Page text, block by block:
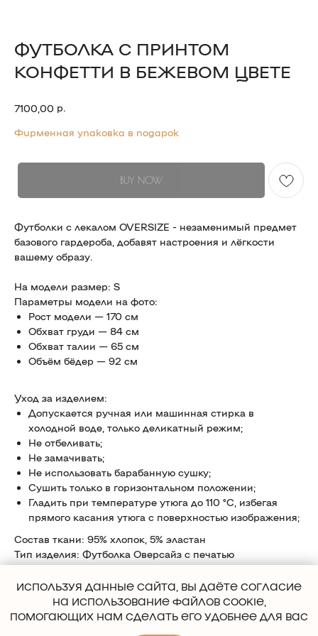
ИСПОЛЬЗУЯ ДАННЫЕ САЙТА, ВЫ ДАЁТЕ СОГЛАСИЕ
НА ИСПОЛЬЗОВАНИЕ ФАЙЛОВ COOKIE,
ПОМОГАЮЩИХ НАМ СДЕЛАТЬ ЕГО УДОБНЕЕ ДЛЯ ВАС
ФУТБОЛКА С ПРИНТОМ
КОНФЕТТИ В БЕЖЕВОМ ЦВЕТЕ
7100,00 р.
Фирменная упаковка в подарок
BUY NOW
Футболки с лекалом OVERSIZE - незаменимый предмет
базового гардероба, добавят настроения и лёгкости
вашему образу.
На модели размер: S
Параметры модели на фото:
Рост модели — 170 см
Обхват груди — 84 см
Обхват талии — 65 см
Объём бёдер — 92 см
Уход за изделием:
Допускается ручная или машинная стирка в
холодной воде, только деликатный режим;
Не отбеливать;
Не замачивать;
Не использовать барабанную сушку;
Сушить только в горизонтальном положении;
Гладить при температуре утюга до 110 °C, избегая
прямого касания утюга с поверхностью изображения;
Состав ткани: 95% хлопок, 5% эластан
Тип изделия: Футболка Оверсайз с печатью
Категория: Футболки
lwh: 350x250x20 mm
Weight: 200 g